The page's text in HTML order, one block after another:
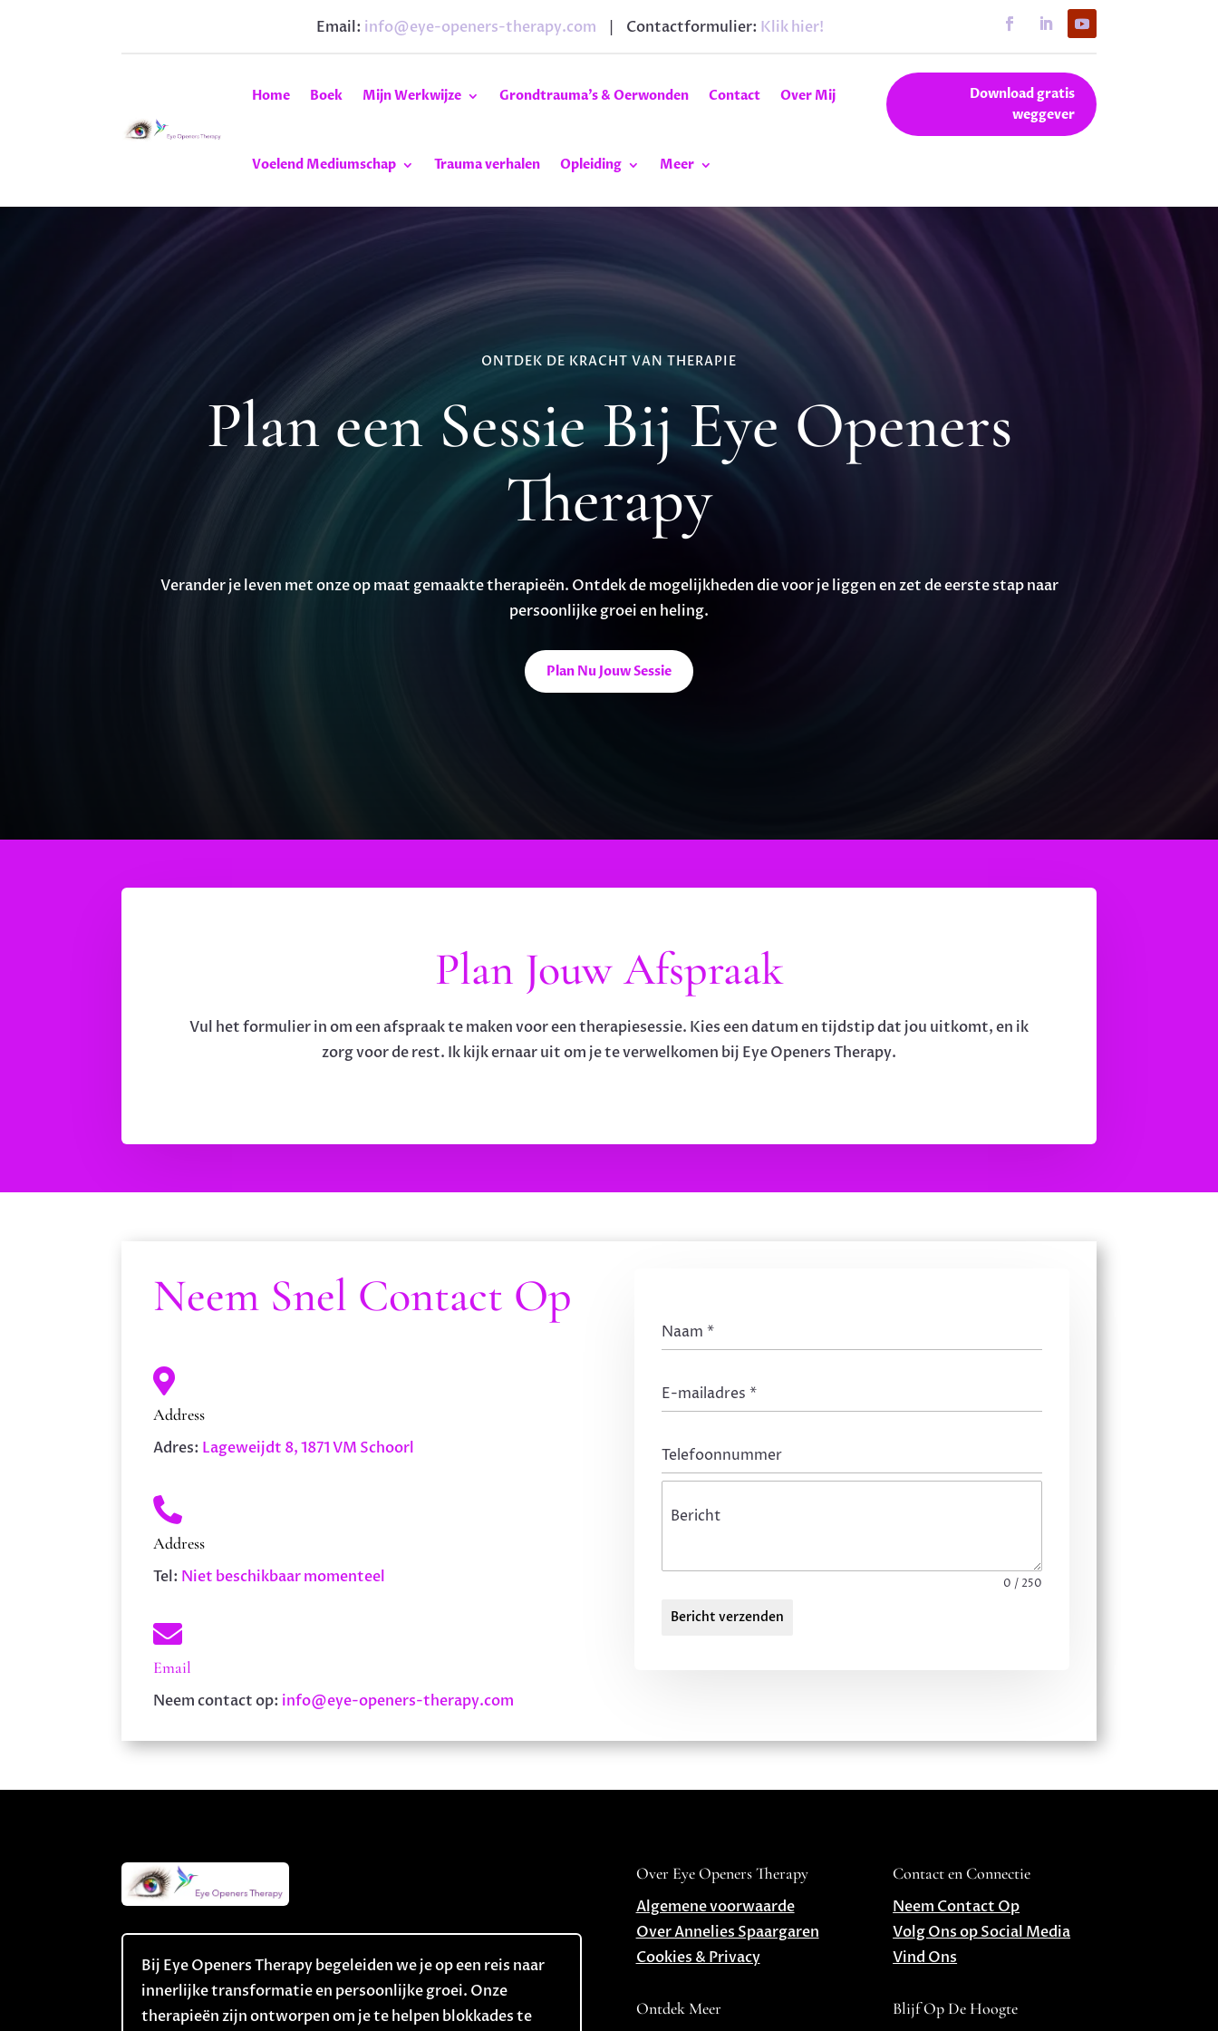
Email: info@eye-openers-therapy.com | Contactformulier: Klik hier!
Home Boek Mijn Werkwijze Grondtrauma’s & Oerwonden Contact Over Mij
Voelend Mediumschap Trauma verhalen Opleiding Meer
Download gratis
weggever
ONTDEK DE KRACHT VAN THERAPIE
Plan een Sessie Bij Eye Openers
Therapy
Verander je leven met onze op maat gemaakte therapieën. Ontdek de mogelijkheden die voor je liggen en zet de eerste stap naar
persoonlijke groei en heling.
Plan Nu Jouw Sessie
Plan Jouw Afspraak
Vul het formulier in om een afspraak te maken voor een therapiesessie. Kies een datum en tijdstip dat jou uitkomt, en ik
zorg voor de rest. Ik kijk ernaar uit om je te verwelkomen bij Eye Openers Therapy.
Neem Snel Contact Op

Address
Adres: Lageweijdt 8, 1871 VM Schoorl

Address
Tel: Niet beschikbaar momenteel

Email
Neem contact op: info@eye-openers-therapy.com
Naam *
E-mailadres *
Telefoonnummer
Bericht
0 / 250
Bericht verzenden
Bij Eye Openers Therapy begeleiden we je op een reis naar
innerlijke transformatie en persoonlijke groei. Onze
therapieën zijn ontworpen om je te helpen blokkades te
Over Eye Openers Therapy
Algemene voorwaarde
Over Annelies Spaargaren
Cookies & Privacy
Ontdek Meer
Contact en Connectie
Neem Contact Op
Volg Ons op Social Media
Vind Ons
Blijf Op De Hoogte